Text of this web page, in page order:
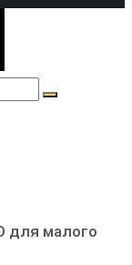
для малого